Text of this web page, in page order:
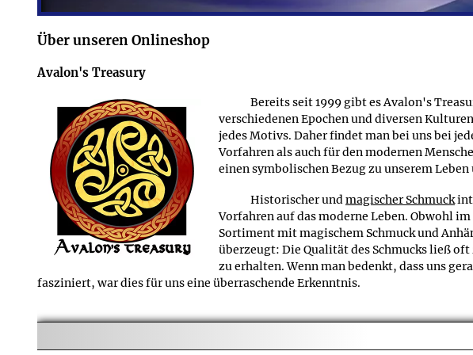
Artikeln, die in einer aufwändigen
A Zum Lieferumfang gehört alles, was zusammen mit dem Produkt
Bereich zu den Produktdetails.
Über unseren Onlineshop
Avalon's Treasury
Bereits seit 1999 gibt es Avalon's
verschiedenen Epochen und diversen
jedes Motivs. Daher findet man bei uns bei
Vorfahren als auch für den modernen
einen symbolischen Bezug zu unserem
Historischer undmagischer Schmuck
Vorfahren auf das moderne Leben. Obwohl
Sortiment mit magischem Schmuck und
überzeugt: Die Qualität des Schmucks ließ
zu erhalten. Wenn man bedenkt, dass uns
fasziniert, war dies für uns eine überraschende Erkenntnis.
Schließlich kamen wir zur Überzeugung, dass das Internet ein
- denn hier besteht die Möglichkeit, neben einem ausgewählten
dem interessierten Käufer und dem neugierigen Besucher gleichermaßen